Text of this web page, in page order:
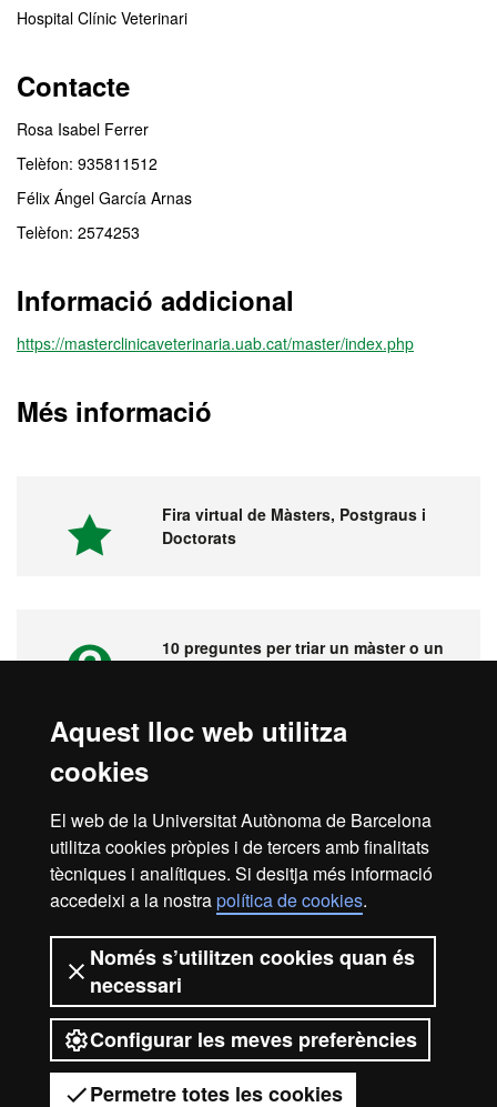
Aquest lloc web utilitza
cookies
El web de la Universitat Autònoma de Barcelona
utilitza cookies pròpies i de tercers amb finalitats
tècniques i analítiques. Si desitja més informació
accedeixi a la nostrapolítica de cookies.
Només s’utilitzen cookies quan és
necessari
Configurar les meves preferències
Permetre totes les cookies
Hospital Clínic Veterinari
Contacte
Rosa Isabel Ferrer
Telèfon: 935811512
Félix Ángel García Arnas
Telèfon: 2574253
Informació addicional
https://masterclinicaveterinaria.uab.cat/master/index.php
Més informació
Fira virtual de Màsters, Postgraus i
Doctorats
10 preguntes per triar un màster o un
Inici Avís legal
Protecció de dades
Sobre el web
2026 Universitat Autònoma de
Barcelona